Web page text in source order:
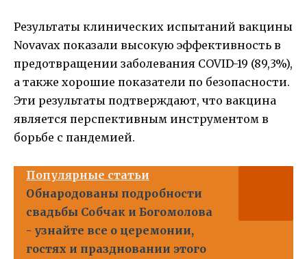
Результаты клинических испытаний вакцины
Novavax показали высокую эффективность в
предотвращении заболевания COVID-19 (89,3%),
а также хорошие показатели по безопасности.
Эти результаты подтверждают, что вакцина
является перспективным инструментом в
борьбе с пандемией.
Популярные статьи
Обнародованы подробности
свадьбы Собчак и Богомолова
- узнайте все о церемонии,
гостях и праздновании этого